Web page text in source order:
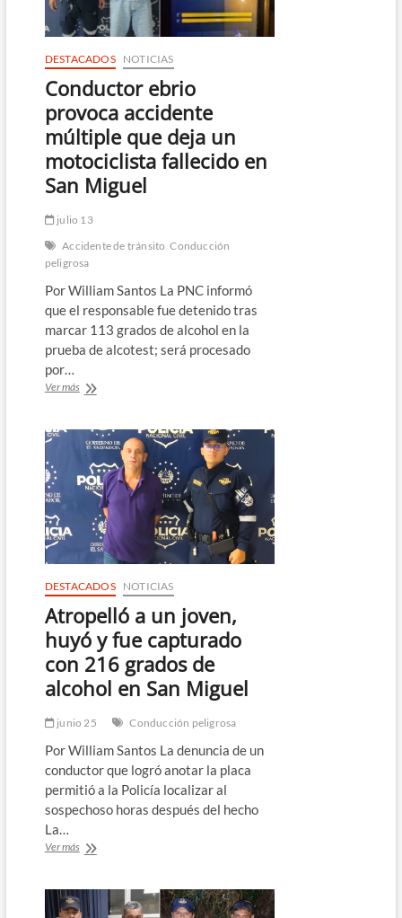
DESTACADOS NOTICIAS
Conductor ebrio
provoca accidente
múltiple que deja un
motociclista fallecido en
San Miguel
julio 13
Accidente de tránsito Conducción
peligrosa
Por William Santos La PNC informó
que el responsable fue detenido tras
marcar 113 grados de alcohol en la
prueba de alcotest; será procesado
por…
Ver másConductor
accidente
múltiple
que
deja
motociclista
fallecido
San
DESTACADOS NOTICIAS
Atropelló a un joven,
huyó y fue capturado
con 216 grados de
alcohol en San Miguel
junio 25 Conducción peligrosa
Por William Santos La denuncia de un
conductor que logró anotar la placa
permitió a la Policía localizar al
sospechoso horas después del hecho
La…
Ver másAtropelló
joven,
huyó